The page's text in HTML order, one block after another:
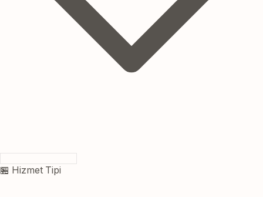
🏪 Hizmet Tipi